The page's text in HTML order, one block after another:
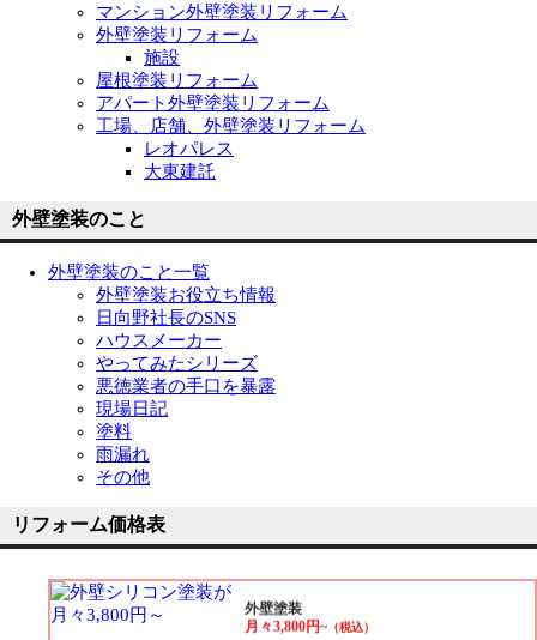
マンション外壁塗装リフォーム
外壁塗装リフォーム
施設
屋根塗装リフォーム
アパート外壁塗装リフォーム
工場、店舗、外壁塗装リフォーム
レオパレス
大東建託
外壁塗装のこと
外壁塗装のこと一覧
外壁塗装お役立ち情報
日向野社長のSNS
ハウスメーカー
やってみたシリーズ
悪徳業者の手口を暴露
現場日記
塗料
雨漏れ
その他
リフォーム価格表
外壁塗装
月々3,800円~（税込）